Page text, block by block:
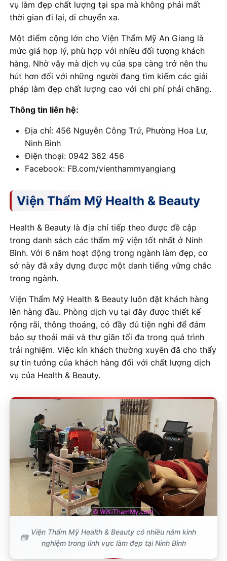
vụ làm đẹp chất lượng tại spa mà không phải mất
thời gian đi lại, di chuyển xa.
Một điểm cộng lớn cho Viện Thẩm Mỹ An Giang là
mức giá hợp lý, phù hợp với nhiều đối tượng khách
hàng. Nhờ vậy mà dịch vụ của spa càng trở nên thu
hút hơn đối với những người đang tìm kiếm các giải
pháp làm đẹp chất lượng cao với chi phí phải chăng.
Thông tin liên hệ:
Địa chỉ: 456 Nguyễn Công Trứ, Phường Hoa Lư,
Ninh Bình
Điện thoại: 0942 362 456
Facebook: FB.com/vienthammyangiang
Viện Thẩm Mỹ Health & Beauty
Health & Beauty là địa chỉ tiếp theo được đề cập
trong danh sách các thẩm mỹ viện tốt nhất ở Ninh
Bình. Với 6 năm hoạt động trong ngành làm đẹp, cơ
sở này đã xây dựng được một danh tiếng vững chắc
trong ngành.
Viện Thẩm Mỹ Health & Beauty luôn đặt khách hàng
lên hàng đầu. Phòng dịch vụ tại đây được thiết kế
rộng rãi, thông thoáng, có đầy đủ tiện nghi để đảm
bảo sự thoải mái và thư giãn tối đa trong quá trình
trải nghiệm. Việc kín khách thường xuyên đã cho thấy
sự tin tưởng của khách hàng đối với chất lượng dịch
vụ của Health & Beauty.
Viện Thẩm Mỹ Health & Beauty có nhiều năm kinh
nghiệm trong lĩnh vực làm đẹp tại Ninh Bình